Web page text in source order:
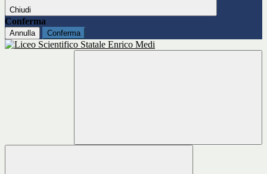
Chiudi
Conferma
Annulla Conferma